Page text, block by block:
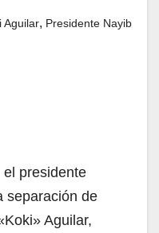
Aguilar, Presidente Nayib
presidente
separación de
Aguilar,